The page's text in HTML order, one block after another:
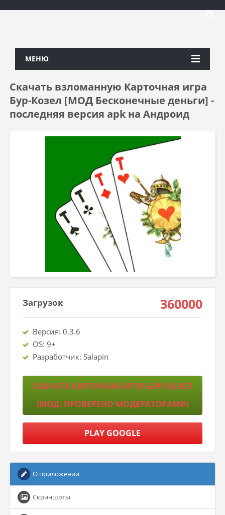
МЕНЮ
Скачать взломанную Карточная игра
Бур-Козел [МОД Бесконечные деньги] -
последняя версия apk на Андроид
Загрузок 360000
Версия: 0.3.6
OS: 9+
Разработчик: Salapin
СКАЧАТЬ КАРТОЧНАЯ ИГРА БУР-КОЗЕЛ
(МОД: ПРОВЕРЕНО МОДЕРАТОРАМИ)
PLAY GOOGLE
О приложении
Скриншоты